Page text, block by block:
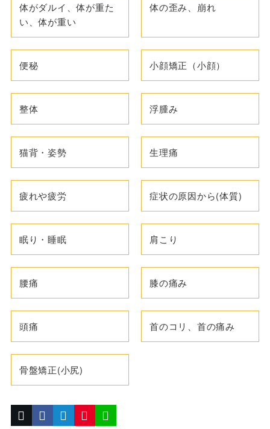
体がダルイ、体が重た
い、体が重い
体の歪み、崩れ
便秘 小顔矯正（小顔）
整体 浮腫み
猫背・姿勢 生理痛
疲れや疲労 症状の原因から(体質)
眠り・睡眠 肩こり
腰痛 膝の痛み
頭痛 首のコリ、首の痛み
骨盤矯正(小尻)